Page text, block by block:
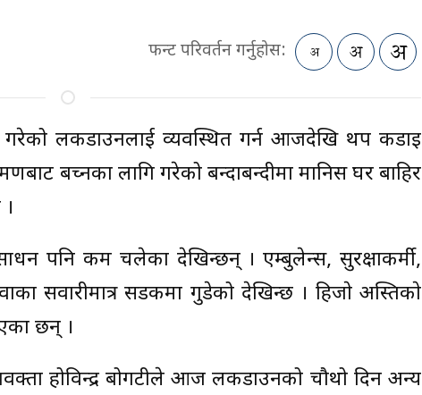
फन्ट परिवर्तन गर्नुहोस:
लकडाउनलाई व्यवस्थित गर्न आजदेखि थप कडाइ
बच्नका लागि गरेको बन्दाबन्दीमा मानिस घर बाहिर
पनि कम चलेका देखिन्छन् । एम्बुलेन्स, सुरक्षाकर्मी,
सवारीमात्र सडकमा गुडेको देखिन्छ । हिजाे अस्तिकाे
छन् ।
होविन्द्र बोगटीले आज लकडाउनको चौथो दिन अन्य